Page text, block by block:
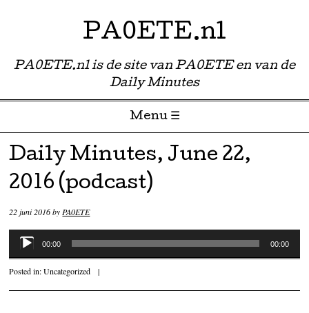
PA0ETE.nl
PA0ETE.nl is de site van PA0ETE en van de
Daily Minutes
Menu ☰
Skip to content
Daily Minutes, June 22,
2016 (podcast)
22 juni 2016byPA0ETE
Audiospeler
00:00 00:00
Posted in:Uncategorized |